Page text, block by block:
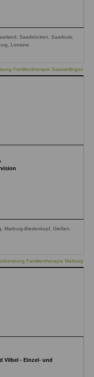
Saarbrücken, Saarlouis,
Lorraine
Familientherapie Saarwellingen
Marburg-Biedenkopf, Gießen,
Familientherapie Marburg
Vilbel - Einzel- und